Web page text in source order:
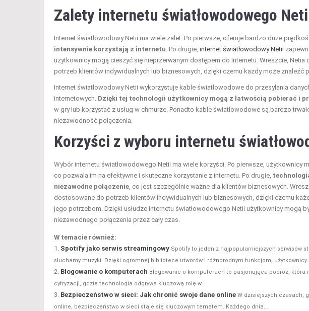
Zalety internetu światłowodowego
Internet światłowodowy Netii ma wiele zalet. Po pierwsze, oferuje bardzo duże
intensywnie korzystają z internetu. Po drugie, internet światłowodowy Netii
użytkownicy mogą cieszyć się nieprzerwanym dostępem do Internetu. Wreszcie,
potrzeb klientów indywidualnych lub biznesowych, dzięki czemu każdy może znaleźć
Internet światłowodowy Netii wykorzystuje kable światłowodowe do przesyłania
internetowych. Dzięki tej technologii użytkownicy mogą z łatwością pobierać i
w gry lub korzystać z usług w chmurze. Ponadto kable światłowodowe są bardzo
niezawodność połączenia.
Korzyści z wyboru internetu
Wybór internetu światłowodowego Netii ma wiele korzyści. Po pierwsze, użytkownicy
co pozwala im na efektywne i skuteczne korzystanie z internetu. Po drugie,
niezawodne połączenie, co jest szczególnie ważne dla klientów biznesowych.
dostosowane do potrzeb klientów indywidualnych lub biznesowych, dzięki czemu
jego potrzebom. Dzięki usłudze internetu światłowodowego Netii użytkownicy mogą
niezawodnego połączenia przez cały czas.
W temacie również:
Spotify jako serwis streamingowy Spotify to jeden z najpopularniejszych serwisów
słuchamy muzyki. Dzięki ogromnej bibliotece utworów i różnorodnym funkcjom,
Blogowanie o komputerach Blogowanie o komputerach to pasjonująca podróż, która
cyfryzacji, gdzie technologia odgrywa kluczową rolę w...
Bezpieczeństwo w sieci: Jak chronić swoje dane online W dzisiejszych czasach,
online, bezpieczeństwo w sieci staje się kluczowym tematem. Każdego dnia...